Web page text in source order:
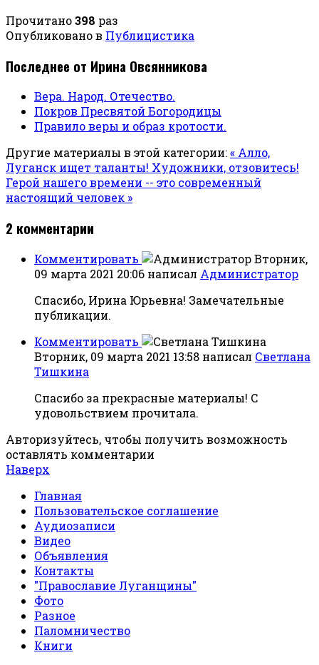
Прочитано398 раз
Опубликовано в Публицистика
Последнее от Ирина Овсянникова
Вера. Народ. Отечество.
Покров Пресвятой Богородицы
Правило веры и образ кротости.
Другие материалы в этой категории:« Алло,
Луганск ищет таланты! Художники, отзовитесь!
Герой нашего времени -- это современный
настоящий человек »
2 комментарии
Комментировать
Вторник,
09 марта 2021 20:06 написал Администратор
Спасибо, Ирина Юрьевна! Замечательные
публикации.
Комментировать
Вторник, 09 марта 2021 13:58 написал Светлана
Тишкина
Спасибо за прекрасные материалы! С
удовольствием прочитала.
Авторизуйтесь, чтобы получить возможность
оставлять комментарии
Наверх
Главная
Пользовательское соглашение
Аудиозаписи
Видео
Объявления
Контакты
"Православие Луганщины"
Фото
Разное
Паломничество
Книги